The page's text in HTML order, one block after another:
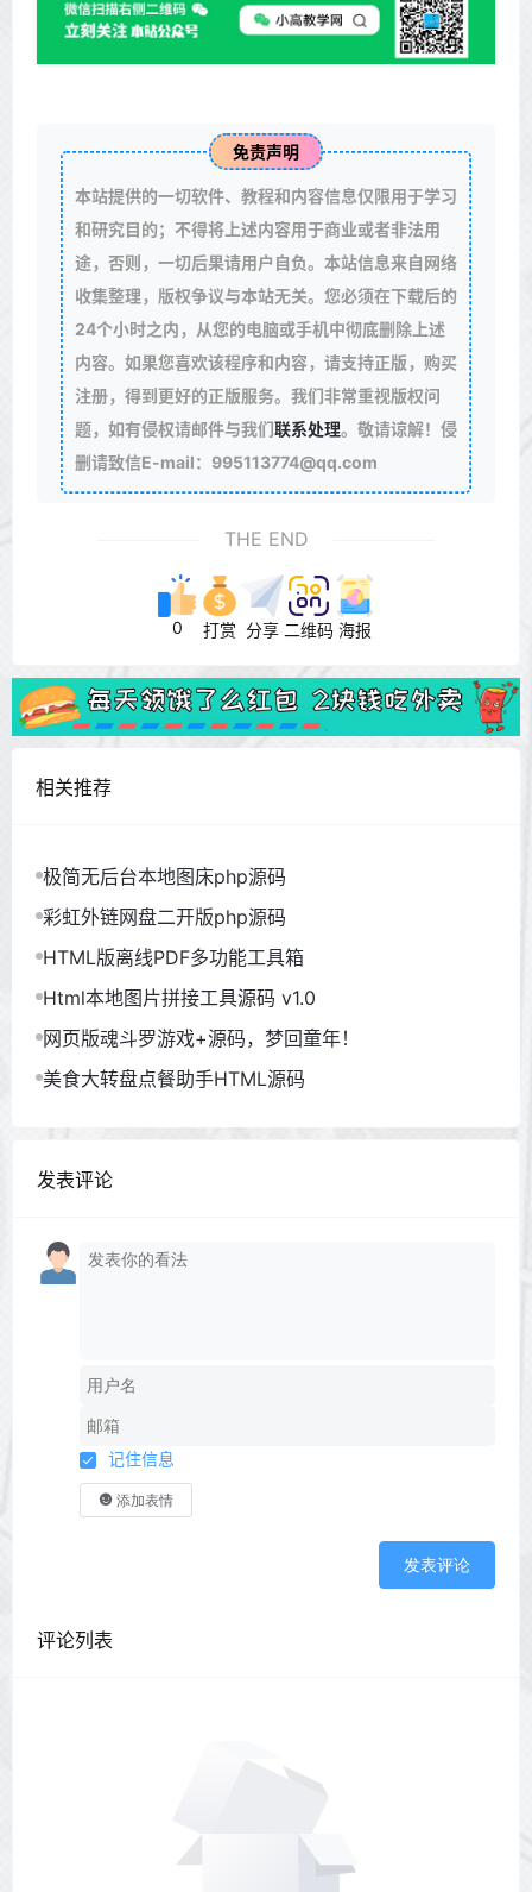
免责声明
本站提供的一切软件、教程和内容信息仅限用于学习
和研究目的；不得将上述内容用于商业或者非法用
途，否则，一切后果请用户自负。本站信息来自网络
收集整理，版权争议与本站无关。您必须在下载后的
24个小时之内，从您的电脑或手机中彻底删除上述
内容。如果您喜欢该程序和内容，请支持正版，购买
注册，得到更好的正版服务。我们非常重视版权问
题，如有侵权请邮件与我们联系处理。敬请谅解！侵
删请致信E-mail：995113774@qq.com
THE END
0 打赏 分享 二维码 海报
相关推荐
极简无后台本地图床php源码
彩虹外链网盘二开版php源码
HTML版离线PDF多功能工具箱
Html本地图片拼接工具源码 v1.0
网页版魂斗罗游戏+源码，梦回童年！
美食大转盘点餐助手HTML源码
发表评论
记住信息
添加表情
发表评论
评论列表